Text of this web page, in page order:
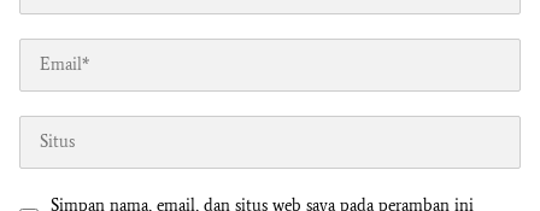
Simpan nama, email, dan situs web saya pada peramban ini